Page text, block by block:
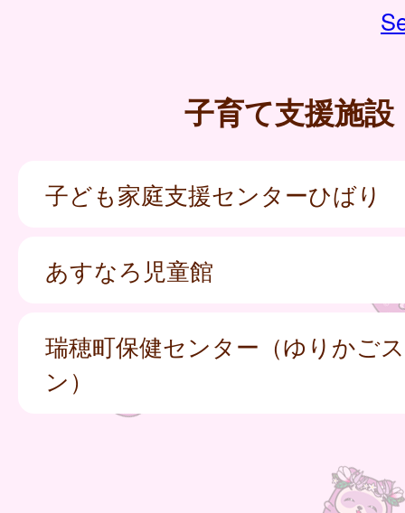
子育て支援施設
子ども家庭支援センターひばり
あすなろ児童館
瑞穂町保健センター（ゆりかご
ン）